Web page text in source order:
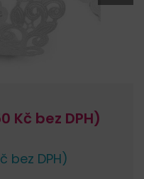
Kč bez DPH)
bez DPH)